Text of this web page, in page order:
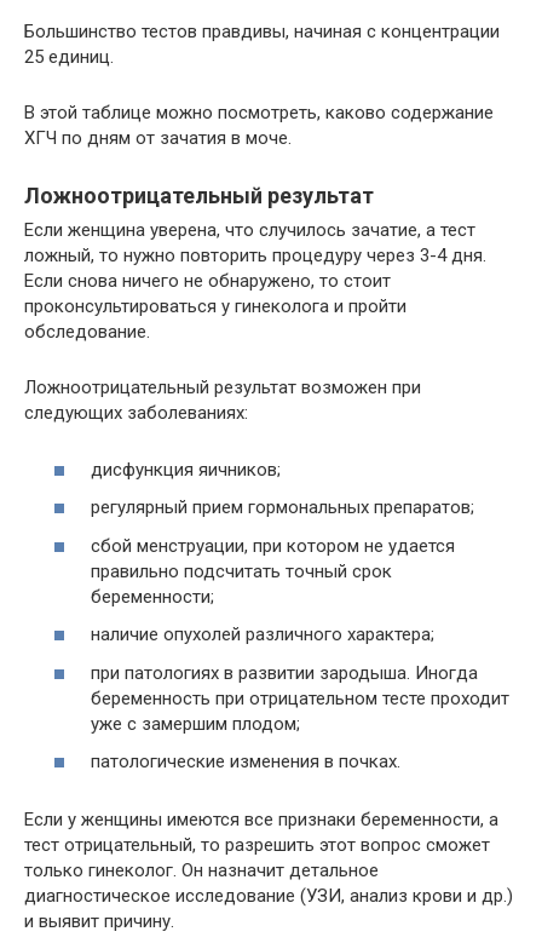
Большинство тестов правдивы, начиная с концентрации
25 единиц.
В этой таблице можно посмотреть, каково содержание
ХГЧ по дням от зачатия в моче.
Ложноотрицательный результат
Если женщина уверена, что случилось зачатие, а тест
ложный, то нужно повторить процедуру через 3-4 дня.
Если снова ничего не обнаружено, то стоит
проконсультироваться у гинеколога и пройти
обследование.
Ложноотрицательный результат возможен при
следующих заболеваниях:
дисфункция яичников;
регулярный прием гормональных препаратов;
сбой менструации, при котором не удается
правильно подсчитать точный срок
беременности;
наличие опухолей различного характера;
при патологиях в развитии зародыша. Иногда
беременность при отрицательном тесте проходит
уже с замершим плодом;
патологические изменения в почках.
Если у женщины имеются все признаки беременности, а
тест отрицательный, то разрешить этот вопрос сможет
только гинеколог. Он назначит детальное
диагностическое исследование (УЗИ, анализ крови и др.)
и выявит причину.